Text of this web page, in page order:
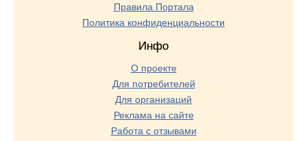
Правила Портала
Политика конфиденциальности
Инфо
О проекте
Для потребителей
Для организаций
Реклама на сайте
Работа с отзывами